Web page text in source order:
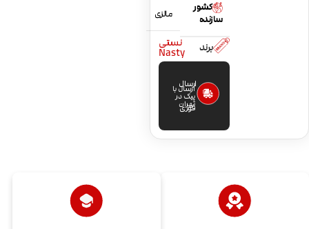
کشور
سازنده
مالزی
برند نستی
Nasty
ارسال
فوری
ارسال با
پیک در
تهران